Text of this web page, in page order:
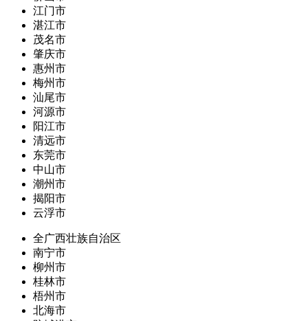
江门市
湛江市
茂名市
肇庆市
惠州市
梅州市
汕尾市
河源市
阳江市
清远市
东莞市
中山市
潮州市
揭阳市
云浮市
全广西壮族自治区
南宁市
柳州市
桂林市
梧州市
北海市